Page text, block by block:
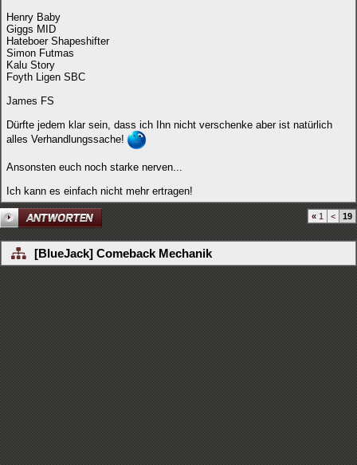
Henry Baby
Giggs MID
Hateboer Shapeshifter
Simon Futmas
Kalu Story
Foyth Ligen SBC
James FS
Dürfte jedem klar sein, dass ich Ihn nicht verschenke aber ist natürlich
alles Verhandlungssache!
Ansonsten euch noch starke nerven...
Ich kann es einfach nicht mehr ertragen!
« 1 < 19
[BlueJack] Comeback Mechanik